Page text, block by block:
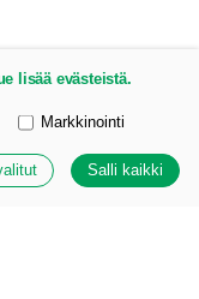
lisää evästeistä.
Markkinointi
Salli kaikki